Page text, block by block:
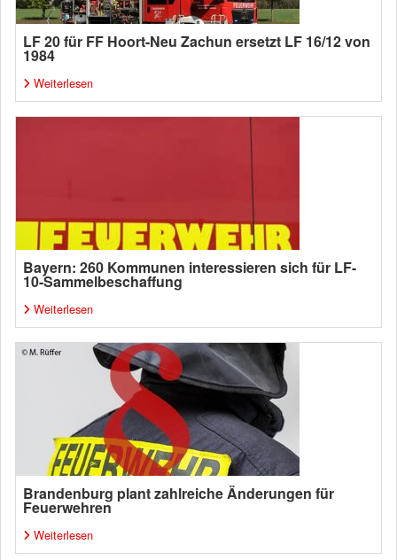
LF 20 für FF Hoort-Neu Zachun ersetzt LF 16/12 von
1984
Weiterlesen
Bayern: 260 Kommunen interessieren sich für LF-
10-Sammelbeschaffung
Weiterlesen
Brandenburg plant zahlreiche Änderungen für
Feuerwehren
Weiterlesen